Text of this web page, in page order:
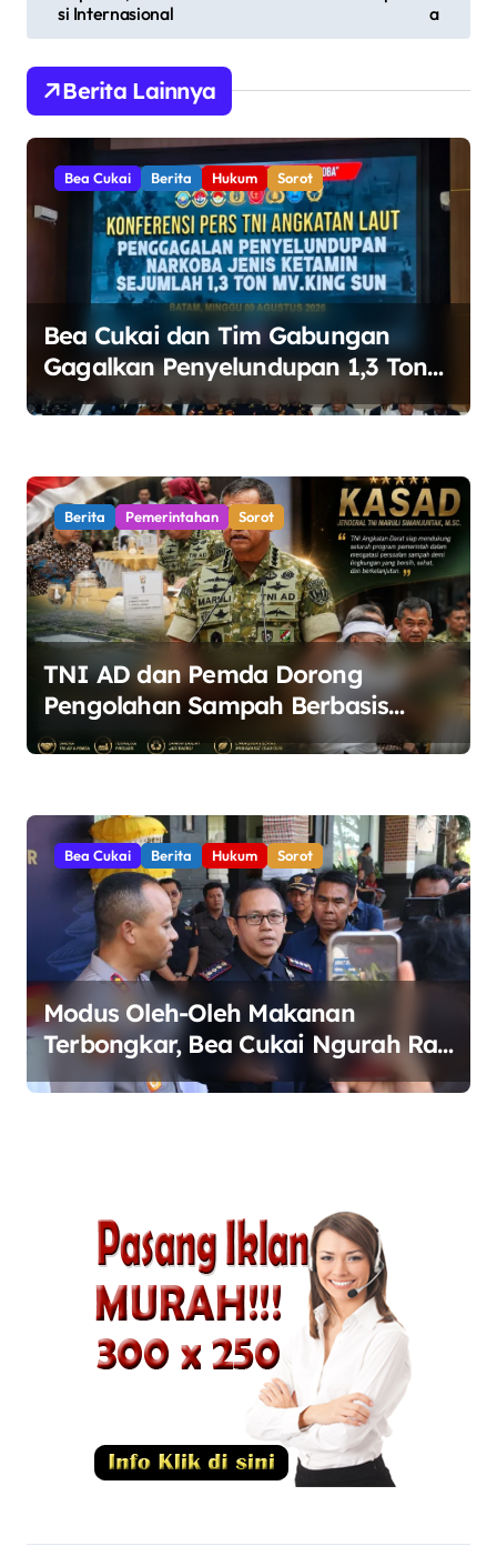
i
g
a
s
p
si Internasional
a
Berita Lainnya
Bea Cukai Berita Hukum Sorot
Bea Cukai dan Tim Gabungan
Gagalkan Penyelundupan 1,3 Ton
Ketamin di Perairan Bintan
Berita Pemerintahan Sorot
TNI AD dan Pemda Dorong
Pengolahan Sampah Berbasis
Teknologi Pirolisis
Bea Cukai Berita Hukum Sorot
Modus Oleh-Oleh Makanan
Terbongkar, Bea Cukai Ngurah Rai
Bali Gagalkan Penyelundupan 10